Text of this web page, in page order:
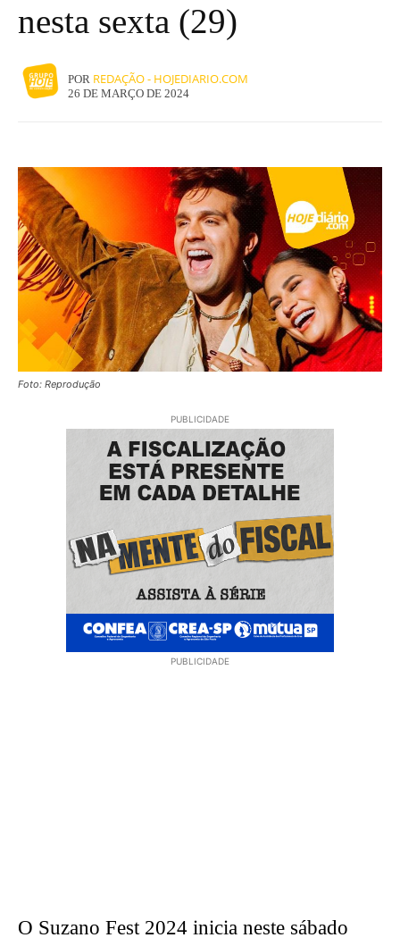
nesta sexta (29)
POR REDAÇÃO - HOJEDIARIO.COM
26 DE MARÇO DE 2024
Foto: Reprodução
PUBLICIDADE
PUBLICIDADE
O Suzano Fest 2024 inicia neste sábado